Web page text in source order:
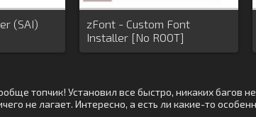
(SAI)
zFont - Custom Font
Installer [No ROOT]
топчик! Установил все быстро, никаких
не лагает. Интересно, а есть ли какие-то